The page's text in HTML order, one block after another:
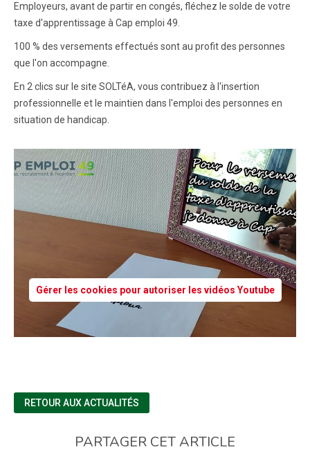
Employeurs, avant de partir en congés, fléchez le solde de votre
taxe d'apprentissage à Cap emploi 49.
100 % des versements effectués sont au profit des personnes
que l'on accompagne.
En 2 clics sur le site SOLTéA, vous contribuez à l'insertion
professionnelle et le maintien dans l'emploi des personnes en
situation de handicap.
Gérer les cookies pour autoriser les vidéos Youtube
RETOUR AUX ACTUALITÉS
PARTAGER CET ARTICLE